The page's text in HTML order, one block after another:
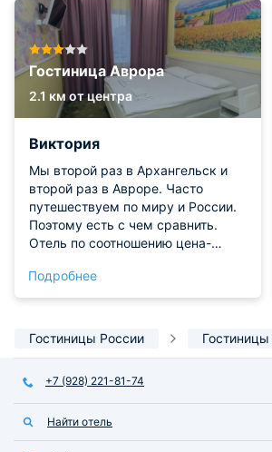
Гостиница Аврора
2.1 км от центра
Виктория
Мы второй раз в Архангельск и
второй раз в Авроре. Часто
путешествуем по миру и России.
Поэтому есть с чем сравнить.
Отель по соотношению цена-
комфортные, чистота и
обслуживание выше всяких
подобны филиалу Эрмитажа ( мы
профессионалы и очень любезные
и красивые. Если еще раз
приедем в этот город, то только в
этот отель
Подробнее
Гостиницы России
+7 (928) 221-81-74
Найти отель